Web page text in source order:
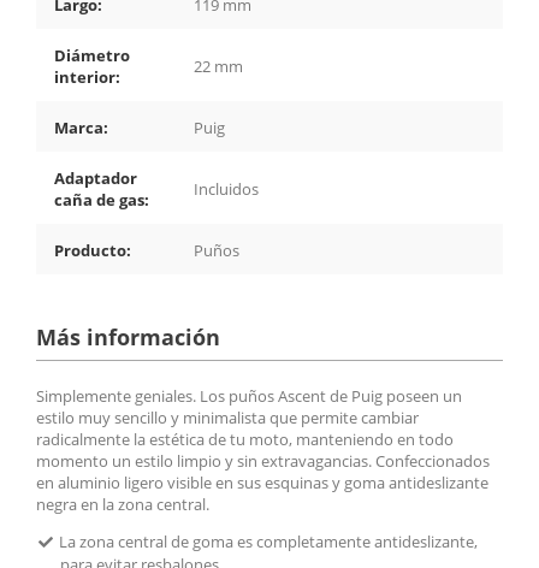
Largo: 119 mm
Diámetro
interior:
22 mm
Marca: Puig
Adaptador
caña de gas:
Incluidos
Producto: Puños
Más información
Simplemente geniales. Los puños Ascent de Puig poseen un
estilo muy sencillo y minimalista que permite cambiar
radicalmente la estética de tu moto, manteniendo en todo
momento un estilo limpio y sin extravagancias. Confeccionados
en aluminio ligero visible en sus esquinas y goma antideslizante
negra en la zona central.
La zona central de goma es completamente antideslizante,